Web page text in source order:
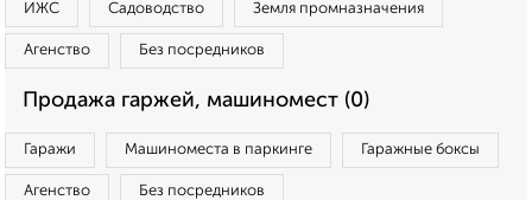
ИЖС Садоводство Земля промназначения
Агенство Без посредников
Продажа гаржей, машиномест (0)
Гаражи Машиноместа в паркинге Гаражные боксы
Агенство Без посредников